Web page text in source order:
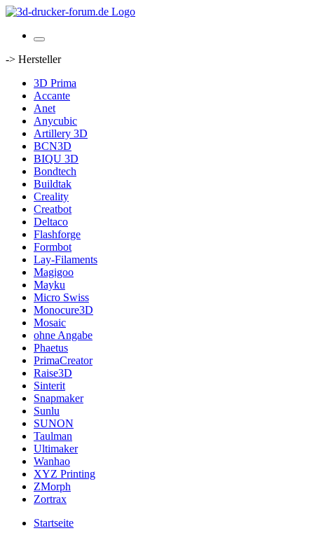
-> Hersteller
3D Prima
Accante
Anet
Anycubic
Artillery 3D
BCN3D
BIQU 3D
Bondtech
Buildtak
Creality
Creatbot
Deltaco
Flashforge
Formbot
Lay-Filaments
Magigoo
Mayku
Micro Swiss
Monocure3D
Mosaic
ohne Angabe
Phaetus
PrimaCreator
Raise3D
Sinterit
Snapmaker
Sunlu
SUNON
Taulman
Ultimaker
Wanhao
XYZ Printing
ZMorph
Zortrax
Startseite